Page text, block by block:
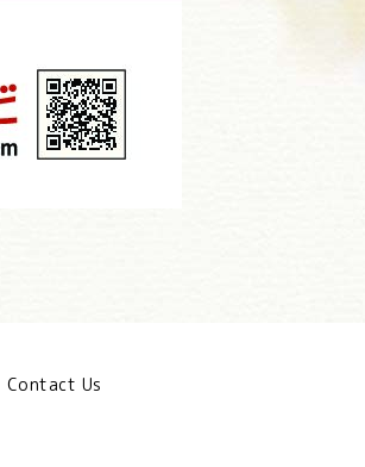
Contact Us